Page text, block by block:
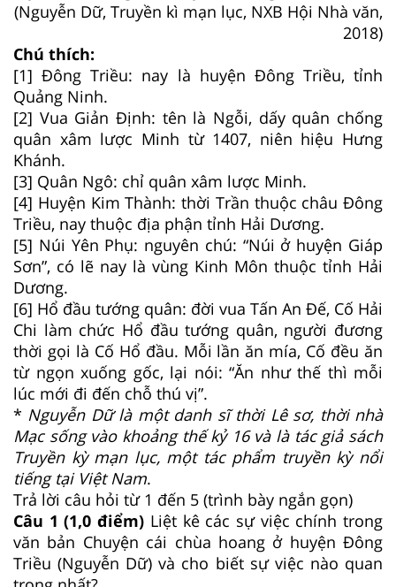
(Nguyễn Dữ, Truyền kì mạn lục, NXB Hội Nhà văn,
2018)
Chú thích:
[1] Đông Triều: nay là huyện Đông Triều, tỉnh
Quảng Ninh.
[2] Vua Giản Định: tên là Ngỗi, dấy quân chống
quân xâm lược Minh từ 1407, niên hiệu Hưng
Khánh.
[3] Quân Ngô: chỉ quân xâm lược Minh.
[4] Huyện Kim Thành: thời Trần thuộc châu Đông
Triều, nay thuộc địa phận tỉnh Hải Dương.
[5] Núi Yên Phụ: nguyên chú: “Núi ở huyện Giáp
Sơn”, có lẽ nay là vùng Kinh Môn thuộc tỉnh Hải
Dương.
[6] Hổ đầu tướng quân: đời vua Tấn An Đế, Cố Hải
Chi làm chức Hổ đầu tướng quân, người đương
thời gọi là Cố Hổ đầu. Mỗi lần ăn mía, Cố đều ăn
từ ngọn xuống gốc, lại nói: “Ăn như thế thì mỗi
lúc mới đi đến chỗ thú vị”.
* Nguyễn Dữ là một danh sĩ thời Lê sơ, thời nhà
Mạc sống vào khoảng thế kỷ 16 và là tác giả sách
Truyền kỳ mạn lục, một tác phẩm truyền kỳ nổi
tiếng tại Việt Nam.
Trả lời câu hỏi từ 1 đến 5 (trình bày ngắn gọn)
Câu 1 (1,0 điểm) Liệt kê các sự việc chính trong
văn bản Chuyện cái chùa hoang ở huyện Đông
Triều (Nguyễn Dữ) và cho biết sự việc nào quan